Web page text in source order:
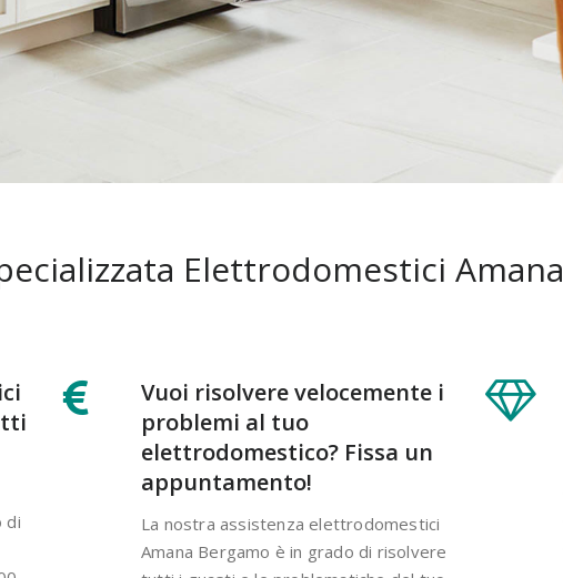
Elettrodomestici
di
Vuoi risolvere velocemente i
problemi al tuo
elettrodomestico? Fissa un
appuntamento!
La nostra assistenza elettrodomestici
Amana Bergamo è in grado di risolvere